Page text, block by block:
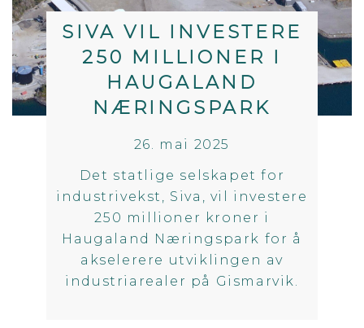
SIVA VIL INVESTERE
250 MILLIONER I
HAUGALAND
NÆRINGSPARK
26. mai 2025
Det statlige selskapet for
industrivekst, Siva, vil investere
250 millioner kroner i
Haugaland Næringspark for å
akselerere utviklingen av
industriarealer på Gismarvik.